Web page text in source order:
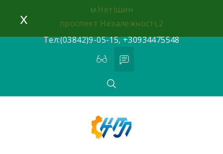
content
м.Нетішин
проспект Незалежності,2
Тел:(03842)9-05-15, +30934475548
x